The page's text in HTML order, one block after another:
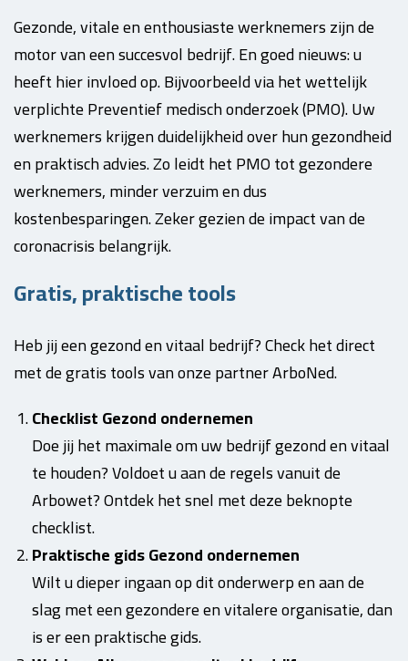
Gezonde, vitale en enthousiaste werknemers zijn de
motor van een succesvol bedrijf. En goed nieuws: u
heeft hier invloed op. Bijvoorbeeld via het wettelijk
verplichte Preventief medisch onderzoek (PMO). Uw
werknemers krijgen duidelijkheid over hun gezondheid
en praktisch advies. Zo leidt het PMO tot gezondere
werknemers, minder verzuim en dus
kostenbesparingen. Zeker gezien de impact van de
coronacrisis belangrijk.
Gratis, praktische tools
Heb jij een gezond en vitaal bedrijf? Check het direct
met de gratis tools van onze partner ArboNed.
Checklist Gezond ondernemen
Doe jij het maximale om uw bedrijf gezond en vitaal
te houden? Voldoet u aan de regels vanuit de
Arbowet? Ontdek het snel met deze beknopte
checklist.
Praktische gids Gezond ondernemen
Wilt u dieper ingaan op dit onderwerp en aan de
slag met een gezondere en vitalere organisatie, dan
is er een praktische gids.